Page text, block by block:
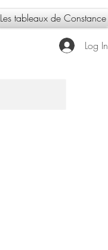
Les tableaux de Constance
Log In